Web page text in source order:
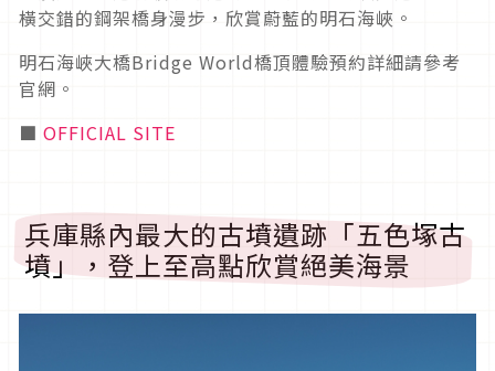
橫交錯的鋼架橋身漫步，欣賞蔚藍的明石海峽。
明石海峽大橋Bridge World橋頂體驗預約詳細請參考
官網。
■ OFFICIAL SITE
兵庫縣內最大的古墳遺跡「五色塚古
墳」，登上至高點欣賞絕美海景